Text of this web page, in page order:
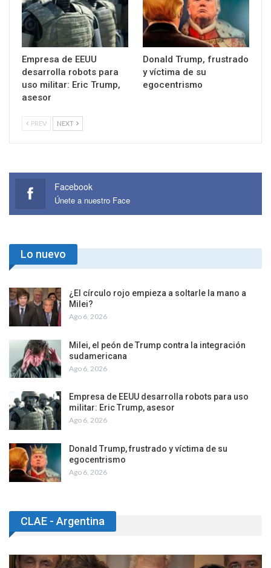
Empresa de EEUU
desarrolla robots para
uso militar: Eric Trump,
asesor
Donald Trump, frustrado
y víctima de su
egocentrismo
PREV NEXT
Facebook
Únete a nuestro Face
Lo nuevo
¿El círculo rojo empieza a soltarle la mano a
Milei?
Ago 6, 2026
Milei, el peón de Trump contra la integración
sudamericana
Ago 6, 2026
Empresa de EEUU desarrolla robots para uso
militar: Eric Trump, asesor
Ago 6, 2026
Donald Trump, frustrado y víctima de su
egocentrismo
Ago 6, 2026
CLAE - Argentina